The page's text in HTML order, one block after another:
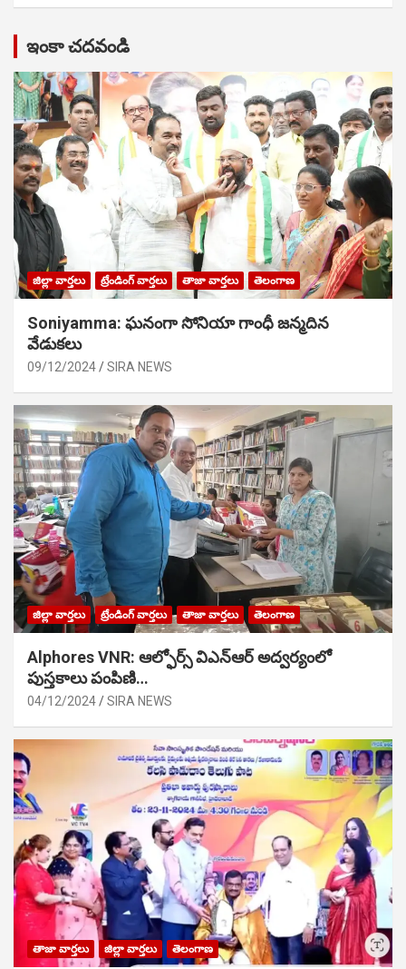
ఇంకా చదవండి
జిల్లా వార్తలు ట్రేండింగ్ వార్తలు తాజా వార్తలు తెలంగాణ
Soniyamma: ఘ‌నంగా సోనియా గాంధీ జ‌న్మ‌దిన
వేడుక‌లు
09/12/2024 SIRA NEWS
జిల్లా వార్తలు ట్రేండింగ్ వార్తలు తాజా వార్తలు తెలంగాణ
Alphores VNR: ఆల్ఫోర్స్ విఎన్ఆర్ అద్వర్యంలో
పుస్తకాలు పంపిణి…
04/12/2024 SIRA NEWS
తాజా వార్తలు జిల్లా వార్తలు తెలంగాణ